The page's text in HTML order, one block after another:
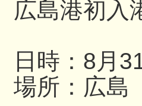
広島港初入
日時：8月
場所：広島